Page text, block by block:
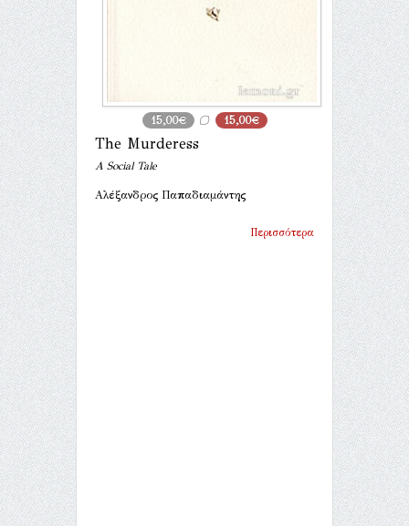
15,00€ 15,00€
The Murderess
A Social Tale
Αλέξανδρος Παπαδιαμάντης
Περισσότερα